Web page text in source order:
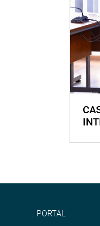
PORTAL